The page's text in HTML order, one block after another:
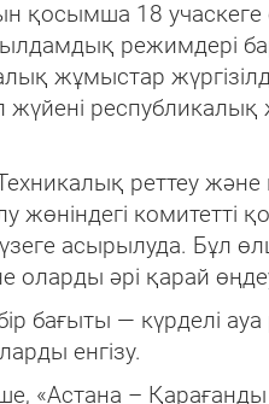
қосымша 18 учаскеге
режимдері
жұмыстар
республикалық
реттеу
жөніндегі комитетті
асырылуда. Бұл
оларды әрі қарай
бағыты — күрделі ауа
енгізу.
«Астана –